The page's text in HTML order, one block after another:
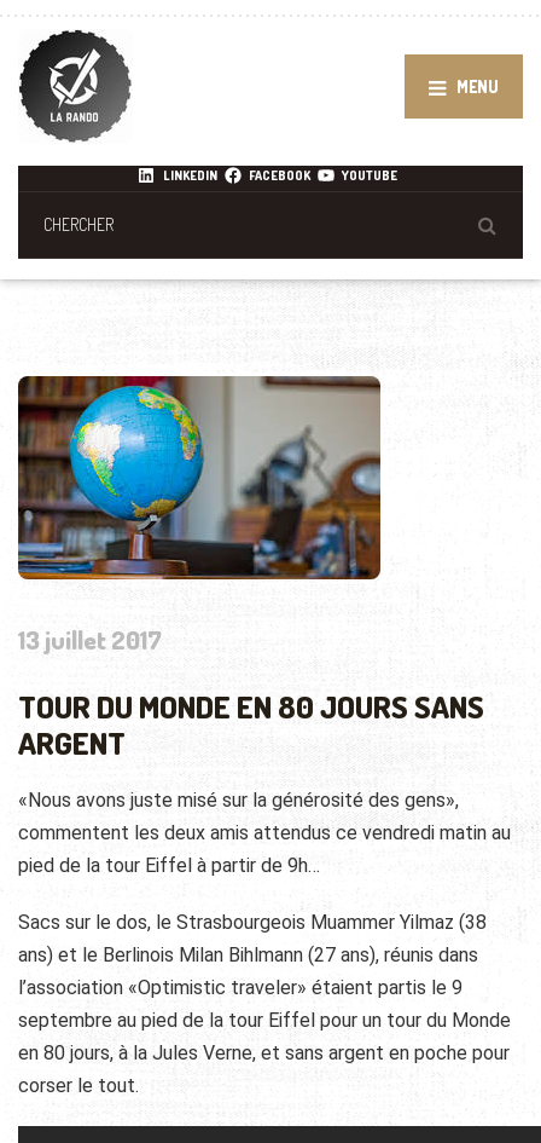
MENU
LINKEDIN FACEBOOK YOUTUBE
13 juillet 2017
TOUR DU MONDE EN 80 JOURS SANS
ARGENT
«Nous avons juste misé sur la générosité des gens»,
commentent les deux amis attendus ce vendredi matin au
pied de la tour Eiffel à partir de 9h…
Sacs sur le dos, le Strasbourgeois Muammer Yilmaz (38
ans) et le Berlinois Milan Bihlmann (27 ans), réunis dans
l’association «Optimistic traveler» étaient partis le 9
septembre au pied de la tour Eiffel pour un tour du Monde
en 80 jours, à la Jules Verne, et sans argent en poche pour
corser le tout.